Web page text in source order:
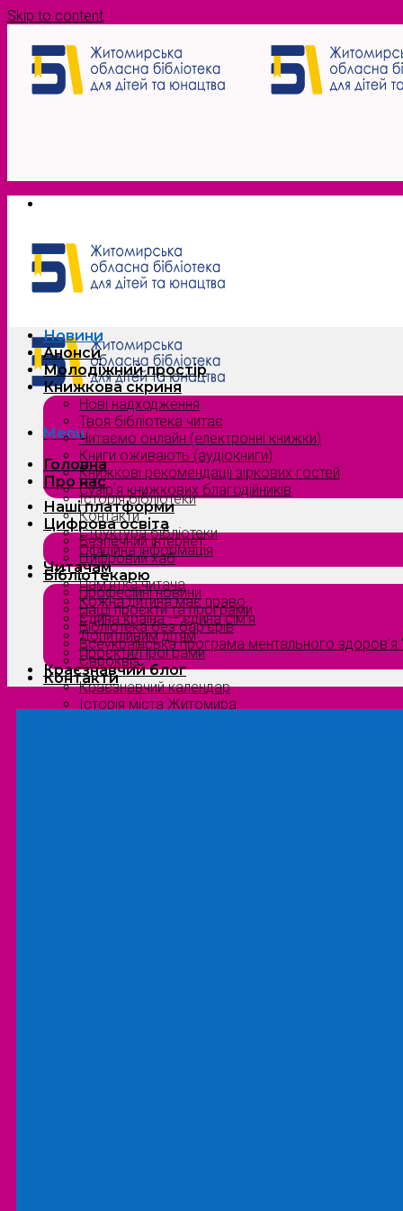
Skip to content
Menu
Головна
Про нас
Історія бібліотеки
Контакти
Структура бібліотеки
Офіційна інформація
Читачам
Пам’ятка читача
Кожна дитина має право
Єдина країна — єдина сім’я
Допитливим дітям
Проєкти/Програми
Краєзнавчий блог
Краєзнавчий календар
Історія міста Житомира
Новини
Анонси
Молодіжний простір
Книжкова скриня
Нові надходження
Твоя бібліотека читає
Читаємо онлайн (електронні книжки)
Книги оживають (аудіокниги)
Книжкові рекомендації зіркових гостей
Сузірʼя книжкових благодійників
Наші платформи
Цифрова освіта
Безпечний інтернет
Цифровий хаб
Бібліотекарю
Професійні новини
Наші проєкти та програми
Бібліотека без бар’єрів
Всеукраїнська програма ментального здоров’я
Євроквіз
Контакти